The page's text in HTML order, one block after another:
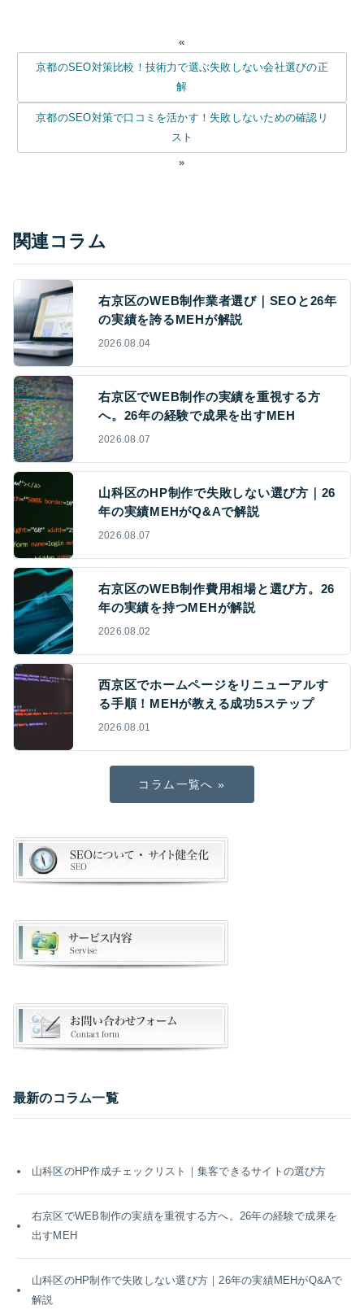
«
京都のSEO対策比較！技術力で選ぶ失敗しない会社選びの正
解
京都のSEO対策で口コミを活かす！失敗しないための確認リ
スト
»
関連コラム
右京区のWEB制作業者選び｜SEOと26年
の実績を誇るMEHが解説
2026.08.04
右京区でWEB制作の実績を重視する方
へ。26年の経験で成果を出すMEH
2026.08.07
山科区のHP制作で失敗しない選び方｜26
年の実績MEHがQ&Aで解説
2026.08.07
右京区のWEB制作費用相場と選び方。26
年の実績を持つMEHが解説
2026.08.02
西京区でホームページをリニューアルす
る手順！MEHが教える成功5ステップ
2026.08.01
コラム一覧へ »
最新のコラム一覧
山科区のHP作成チェックリスト｜集客できるサイトの選び方
右京区でWEB制作の実績を重視する方へ。26年の経験で成果を
出すMEH
山科区のHP制作で失敗しない選び方｜26年の実績MEHがQ&Aで
解説